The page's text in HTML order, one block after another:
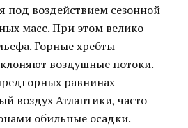
под воздействием сезонной
масс. При этом велико
Горные хребты
воздушные потоки.
равнинах
воздух Атлантики, часто
обильные осадки.